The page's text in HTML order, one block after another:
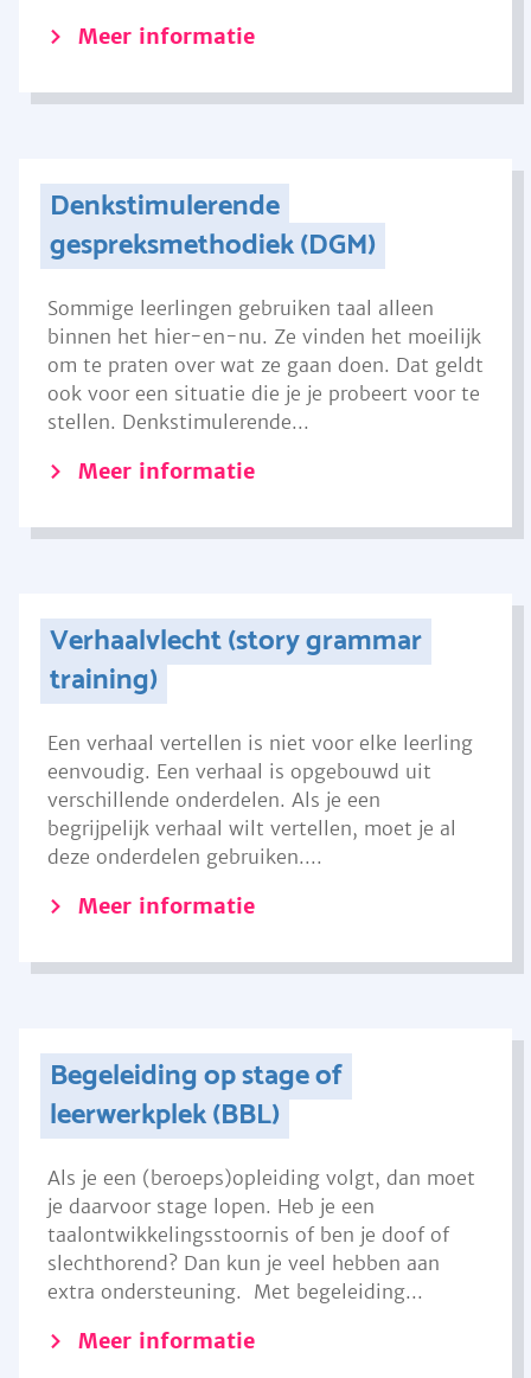
Meer informatie
Denkstimulerende
gespreksmethodiek (DGM)
Sommige leerlingen gebruiken taal alleen
binnen het hier-en-nu. Ze vinden het moeilijk
om te praten over wat ze gaan doen. Dat geldt
ook voor een situatie die je je probeert voor te
stellen. Denkstimulerende...
Meer informatie
Verhaalvlecht (story grammar
training)
Een verhaal vertellen is niet voor elke leerling
eenvoudig. Een verhaal is opgebouwd uit
verschillende onderdelen. Als je een
begrijpelijk verhaal wilt vertellen, moet je al
deze onderdelen gebruiken....
Meer informatie
Begeleiding op stage of
leerwerkplek (BBL)
Als je een (beroeps)opleiding volgt, dan moet
je daarvoor stage lopen. Heb je een
taalontwikkelingsstoornis of ben je doof of
slechthorend? Dan kun je veel hebben aan
extra ondersteuning. Met begeleiding...
Meer informatie